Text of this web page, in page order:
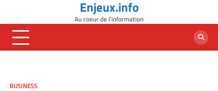
content
Enjeux.info
Au coeur de l'information
BUSINESS